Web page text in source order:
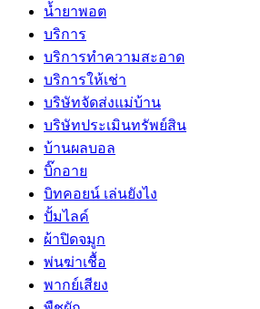
น้ำยาพอต
บริการ
บริการทำความสะอาด
บริการให้เช่า
บริษัทจัดส่งแม่บ้าน
บริษัทประเมินทรัพย์สิน
บ้านผลบอล
บิ๊กอาย
บิทคอยน์ เล่นยังไง
ปั้มไลค์
ผ้าปิดจมูก
พ่นฆ่าเชื้อ
พากย์เสียง